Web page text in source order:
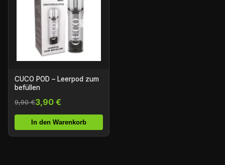
CUCO POD – Leerpod zum
befüllen
9,90 €3,90 €
In den Warenkorb